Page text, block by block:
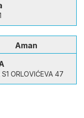
Aman
ORLOVIĆEVA 47